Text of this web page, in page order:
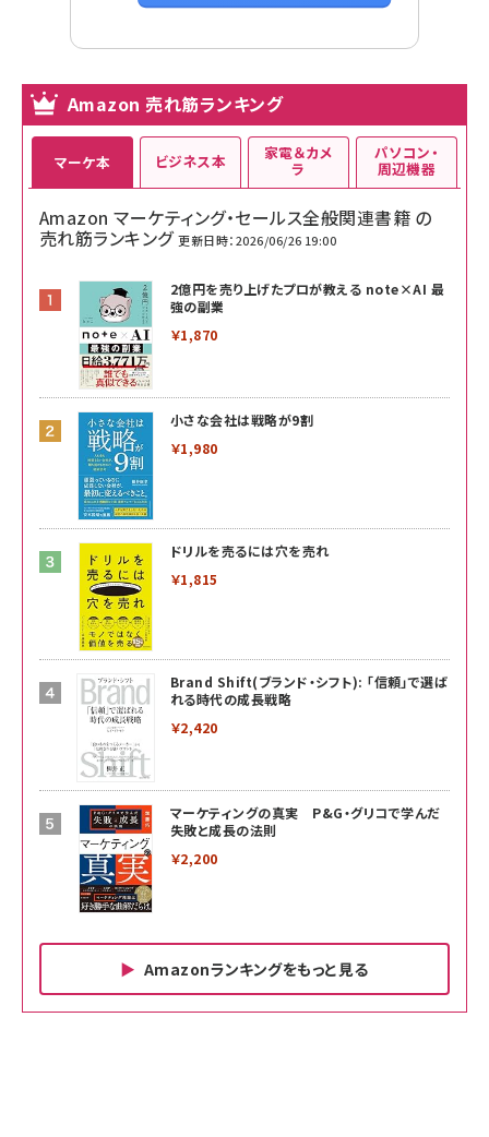
Amazon 売れ筋ランキング
マーケ本
Amazon マーケティング・セールス全般関連書籍 の
売れ筋ランキング 更新日時：2026/06/26 19:00
2億円を売り上げたプロが教える note×AI 最
強の副業
￥1,870
小さな会社は戦略が9割
￥1,980
ドリルを売るには穴を売れ
￥1,815
Brand Shift(ブランド・シフト): 「信頼」で選ば
れる時代の成長戦略
￥2,420
マーケティングの真実 P&G・グリコで学んだ
失敗と成長の法則
￥2,200
Amazonランキングをもっと見る
ビジネス本 家電＆カメ
ラ
パソコン・
周辺機器